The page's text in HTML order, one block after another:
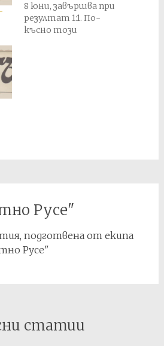
8 юни, завършва при
резултат 1:1. По-
късно този
Русе"
подготвена от екипа
Русе"
статии